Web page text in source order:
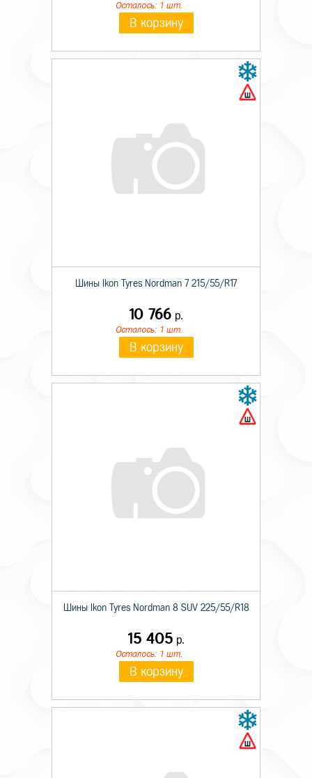
Осталось: 1 шт.
В корзину
Шины Ikon Tyres Nordman 7 215/55/R17
10 766 р.
Осталось: 1 шт.
В корзину
Шины Ikon Tyres Nordman 8 SUV 225/55/R18
15 405 р.
Осталось: 1 шт.
В корзину